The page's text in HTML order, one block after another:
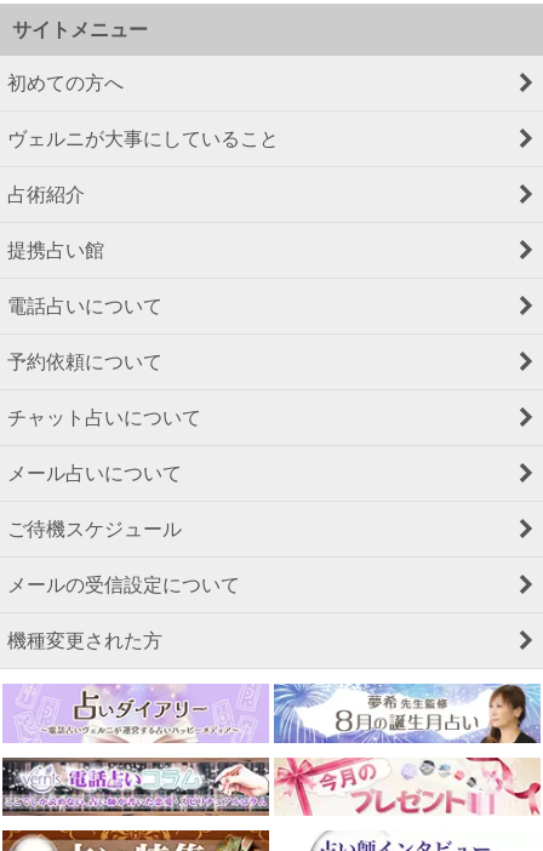
サイトメニュー
初めての方へ
ヴェルニが大事にしていること
占術紹介
提携占い館
電話占いについて
予約依頼について
チャット占いについて
メール占いについて
ご待機スケジュール
メールの受信設定について
機種変更された方